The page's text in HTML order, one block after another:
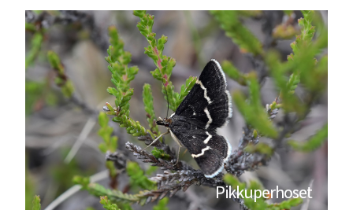
Pikkuperhoset